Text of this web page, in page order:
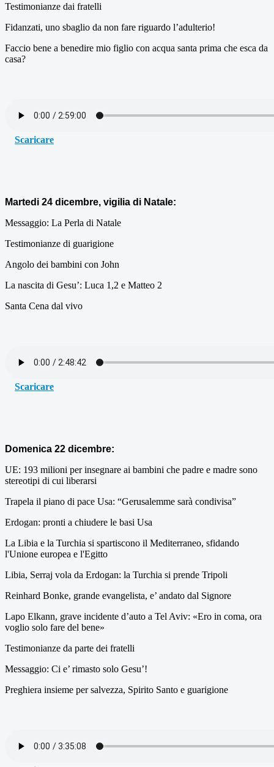
Testimonianze dai fratelli
Fidanzati, uno sbaglio da non fare riguardo l’adulterio!
Faccio bene a benedire mio figlio con acqua santa prima che esca da
casa?
Scaricare
Martedi 24 dicembre, vigilia di Natale:
Messaggio: La Perla di Natale
Testimonianze di guarigione
Angolo dei bambini con John
La nascita di Gesu’: Luca 1,2 e Matteo 2
Santa Cena dal vivo
Scaricare
Domenica 22 dicembre:
UE: 193 milioni per insegnare ai bambini che padre e madre sono
stereotipi di cui liberarsi
Trapela il piano di pace Usa: “Gerusalemme sarà condivisa”
Erdogan: pronti a chiudere le basi Usa
La Libia e la Turchia si spartiscono il Mediterraneo, sfidando
l'Unione europea e l'Egitto
Libia, Serraj vola da Erdogan: la Turchia si prende Tripoli
Reinhard Bonke, grande evangelista, e’ andato dal Signore
Lapo Elkann, grave incidente d’auto a Tel Aviv: «Ero in coma, ora
voglio solo fare del bene»
Testimonianze da parte dei fratelli
Messaggio: Ci e’ rimasto solo Gesu’!
Preghiera insieme per salvezza, Spirito Santo e guarigione